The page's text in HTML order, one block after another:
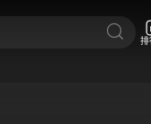
排